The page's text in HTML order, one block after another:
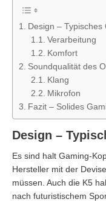
Design –
Verarbeitung
Komfort
Soundqualität des
Klang
Mikrofon
Fazit – Solides
Design –
Es sind halt Gaming-
Hersteller mit der
müssen. Auch die K5
nach futuristischem